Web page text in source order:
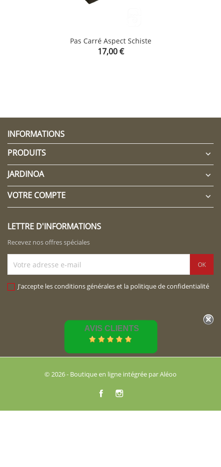
Pas Carré Aspect Schiste
Prix
17,00 €
INFORMATIONS
PRODUITS

JARDINOA 
VOTRE COMPTE 
LETTRE D'INFORMATIONS
Recevez nos offres spéciales
J'accepte les conditions générales et la politique de confidentialité
AVIS CLIENTS
© 2026 - Boutique en ligne intégrée par Aléoo
Facebook